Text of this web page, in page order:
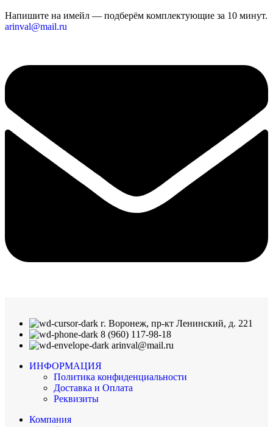
Напишите на имейл — подберём комплектующие за 10 минут.
arinval@mail.ru
г. Воронеж, пр-кт Ленинский, д. 221
8 (960) 117-98-18
arinval@mail.ru
ИНФОРМАЦИЯ
Политика конфиденциальности
Доставка и Оплата
Реквизиты
Компания